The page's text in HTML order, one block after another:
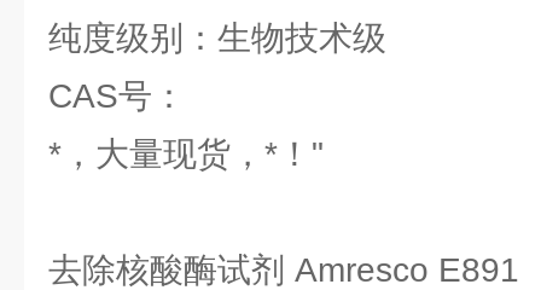
纯度级别：生物技术级
CAS号：
*，大量现货，*！"
去除核酸酶试剂 Amresco E891